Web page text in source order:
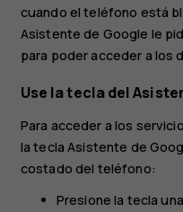
cuando el teléfono está
Asistente de Google le
para poder acceder a los
Use la tecla del
Para acceder a los
la tecla Asistente de
costado del teléfono:
Presione la tecla